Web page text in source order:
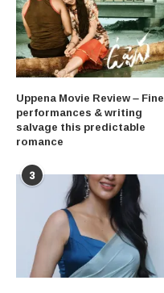
Uppena Movie Review – Fine
performances & writing
salvage this predictable
romance
3